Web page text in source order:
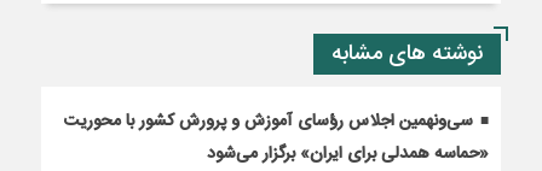
نوشته های مشابه
سی‌ونهمین اجلاس رؤسای آموزش و پرورش کشور با محوریت
«حماسه همدلی برای ایران» برگزار می‌شود